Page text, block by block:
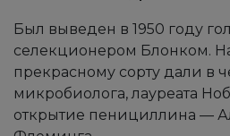
Был выведен в 1950 году
селекционером Блонком.
прекрасному сорту дали в
микробиолога, лауреата
открытие пенициллина —